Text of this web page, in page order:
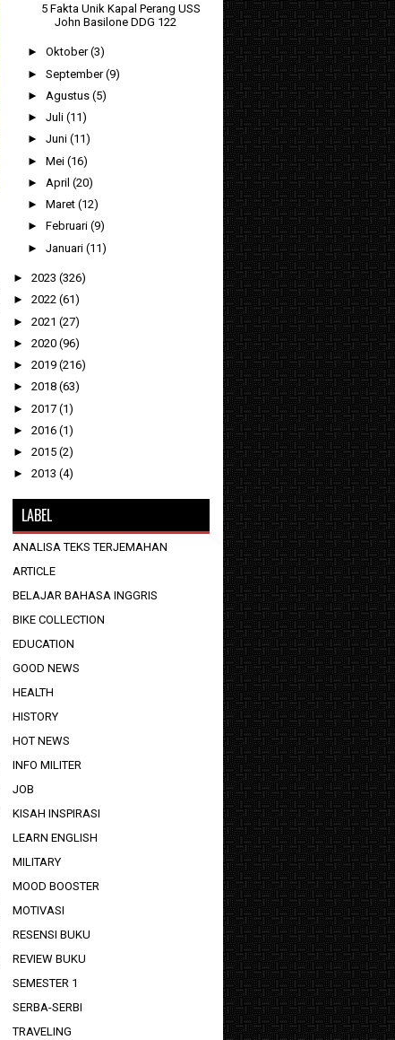
5 Fakta Unik Kapal Perang USS
John Basilone DDG 122
► Oktober(3)
► September(9)
► Agustus (5)
► Juli (11)
► Juni (11)
► Mei (16)
► April (20)
► Maret (12)
► Februari (9)
► Januari (11)
► 2023 (326)
► 2022 (61)
► 2021 (27)
► 2020 (96)
► 2019 (216)
► 2018 (63)
► 2017 (1)
► 2016 (1)
► 2015 (2)
► 2013 (4)
LABEL
ANALISA TEKS TERJEMAHAN
ARTICLE
BELAJAR BAHASA INGGRIS
BIKE COLLECTION
EDUCATION
GOOD NEWS
HEALTH
HISTORY
HOT NEWS
INFO MILITER
JOB
KISAH INSPIRASI
LEARN ENGLISH
MILITARY
MOOD BOOSTER
MOTIVASI
RESENSI BUKU
REVIEW BUKU
SEMESTER 1
SERBA-SERBI
TRAVELING